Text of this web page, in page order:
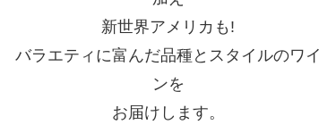
新世界アメリカも!
バラエティに富んだ品種とスタイルのワイ
ンを
お届けします。